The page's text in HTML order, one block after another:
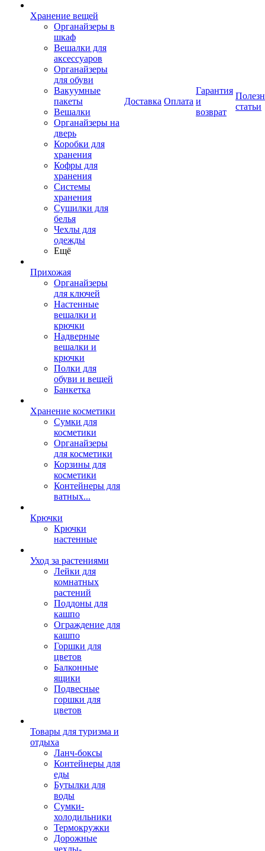
Хранение вещей
Органайзеры в
шкаф
Вешалки для
аксессуаров
Органайзеры
для обуви
Вакуумные
пакеты
Вешалки
Органайзеры на
дверь
Коробки для
хранения
Кофры для
хранения
Системы
хранения
Сушилки для
белья
Чехлы для
одежды
Ещё
Прихожая
Органайзеры
для ключей
Настенные
вешалки и
крючки
Надверные
вешалки и
крючки
Полки для
обуви и вещей
Банкетка
Хранение косметики
Сумки для
косметики
Органайзеры
для косметики
Корзины для
косметики
Контейнеры для
ватных...
Крючки
Крючки
настенные
Уход за растениями
Лейки для
комнатных
растений
Поддоны для
кашпо
Ограждение для
кашпо
Горшки для
цветов
Балконные
ящики
Подвесные
горшки для
цветов
Товары для туризма и
отдыха
Ланч-боксы
Контейнеры для
еды
Бутылки для
воды
Сумки-
холодильники
Термокружки
Дорожные
чехлы-
Доставка Оплата
Гарантия
и
возврат
статьи